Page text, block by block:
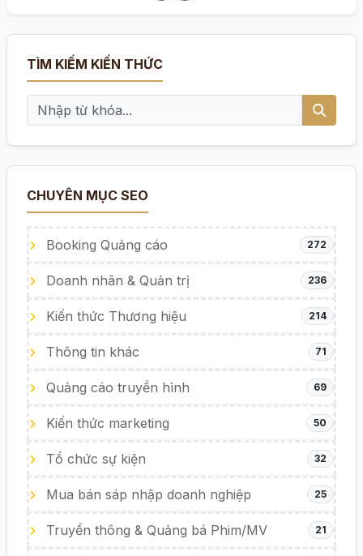
TÌM KIẾM KIẾN THỨC
CHUYÊN MỤC SEO
Booking Quảng cáo 272
Doanh nhân & Quản trị 236
Kiến thức Thương hiệu 214
Thông tin khác 71
Quảng cáo truyền hình 69
Kiến thức marketing 50
Tổ chức sự kiện 32
Mua bán sáp nhập doanh nghiệp 25
Truyền thông & Quảng bá Phim/MV 21